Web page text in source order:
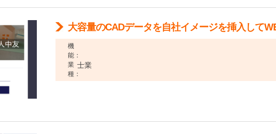
大容量のCADデータを自社イメージを挿入して
機
能：
業
種：
士業